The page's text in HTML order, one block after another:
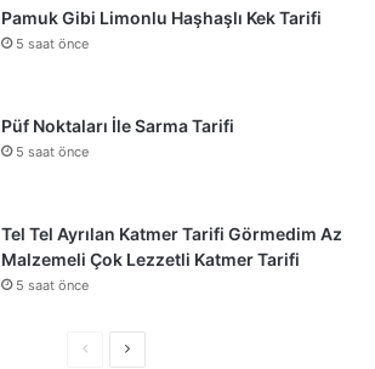
Pamuk Gibi Limonlu Haşhaşlı Kek Tarifi
5 saat önce
Püf Noktaları İle Sarma Tarifi
5 saat önce
Tel Tel Ayrılan Katmer Tarifi Görmedim Az
Malzemeli Çok Lezzetli Katmer Tarifi
5 saat önce
ÖncekiSonraki